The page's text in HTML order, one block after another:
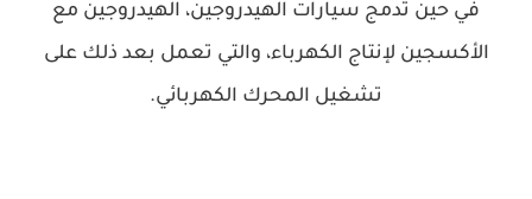
في حين تدمج سيارات الهيدروجين، الهيدروجين مع
الأكسجين لإنتاج الكهرباء، والتي تعمل بعد ذلك على
تشغيل المحرك الكهربائي.